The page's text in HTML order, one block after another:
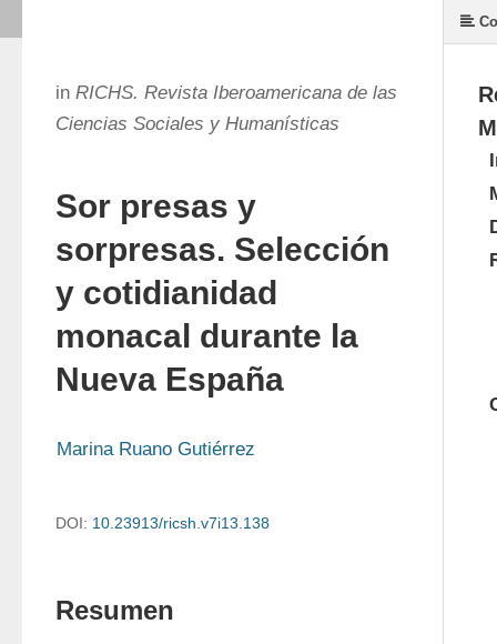
in RICHS. Revista Iberoamericana de las
Ciencias Sociales y Humanísticas
Sor presas y
sorpresas. Selección
y cotidianidad
monacal durante la
Nueva España
Marina Ruano Gutiérrez
DOI: 10.23913/ricsh.v7i13.138
Resumen